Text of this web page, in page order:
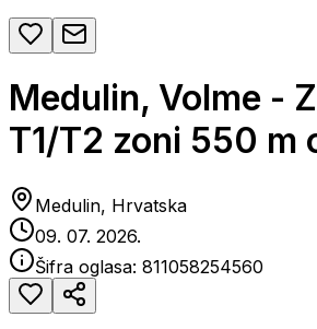
Medulin, Volme -
T1/T2 zoni 550 m
Medulin, Hrvatska
09. 07. 2026.
Šifra oglasa: 811058254560